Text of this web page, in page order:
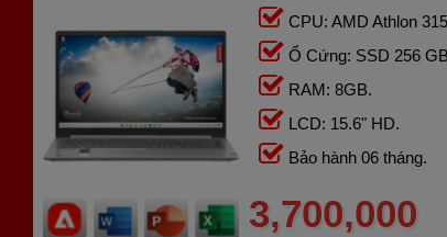
CPU: AMD Athlon
Ổ Cứng: SSD 256
RAM: 8GB.
LCD: 15.6" HD.
Bảo hành 06 tháng.
3,700,000